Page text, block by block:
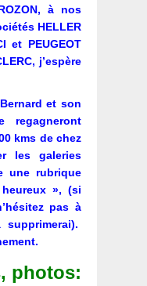
à nos
HELLER
et PEUGEOT
j’espère
et son
regagneront
kms de chez
les galeries
une rubrique
», (si
pas à
photos: